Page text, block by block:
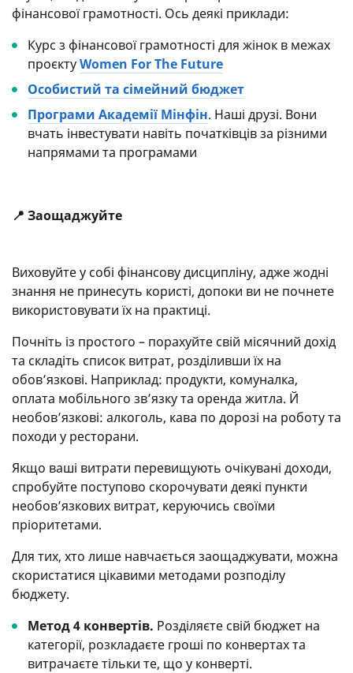
фінансової грамотності. Ось деякі приклади:
Курс з фінансової грамотності для жінок в межах
проєктуWomen For The Future
Особистий та сімейний бюджет
Програми Академії Мінфін. Наші друзі. Вони
вчать інвестувати навіть початківців за різними
напрямами та програмами
📍 Заощаджуйте
Виховуйте у собі фінансову дисципліну, адже жодні
знання не принесуть користі, допоки ви не почнете
використовувати їх на практиці.
Почніть із простого – порахуйте свій місячний дохід
та складіть список витрат, розділивши їх на
обов’язкові. Наприклад: продукти, комуналка,
оплата мобільного зв’язку та оренда житла. Й
необов’язкові: алкоголь, кава по дорозі на роботу та
походи у ресторани.
Якщо ваші витрати перевищують очікувані доходи,
спробуйте поступово скорочувати деякі пункти
необов’язкових витрат, керуючись своїми
пріоритетами.
Для тих, хто лише навчається заощаджувати, можна
скористатися цікавими методами розподілу
бюджету.
Метод 4 конвертів. Розділяєте свій бюджет на
категорії, розкладаєте гроші по конвертах та
витрачаєте тільки те, що у конверті.